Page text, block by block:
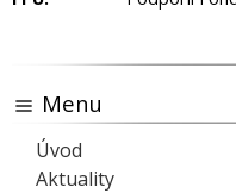
Menu
Úvod
Aktuality